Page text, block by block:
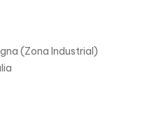
(Zona Industrial)